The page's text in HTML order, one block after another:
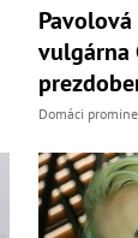
vulgárna
Domáci